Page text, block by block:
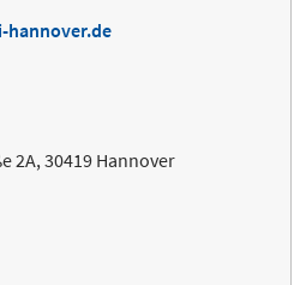
2A, 30419 Hannover